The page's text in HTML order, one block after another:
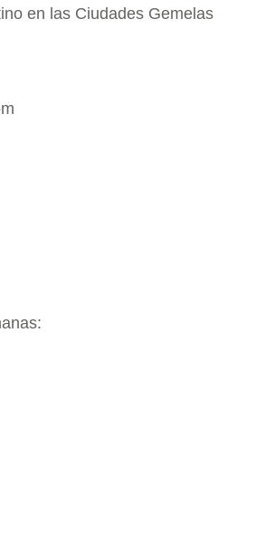
en las Ciudades Gemelas